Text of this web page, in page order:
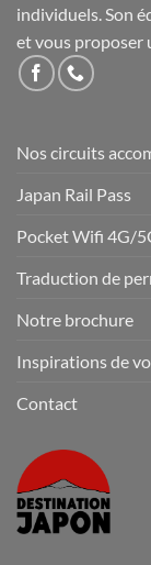
individuels. Son
et vous proposer
Nos circuits
Japan Rail Pass
Pocket Wifi 4G/
Traduction de
Notre brochure
Inspirations de
Contact